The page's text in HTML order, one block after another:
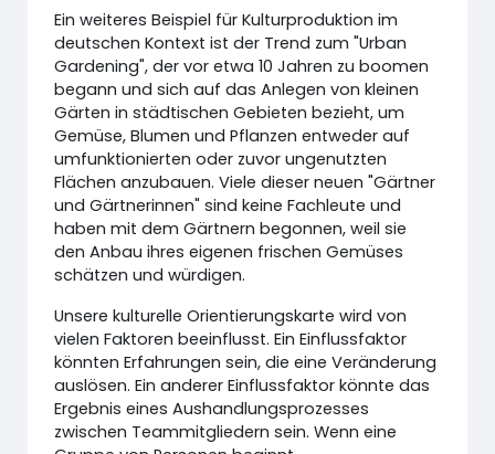
Ein weiteres Beispiel für Kulturproduktion im
deutschen Kontext ist der Trend zum "Urban
Gardening", der vor etwa 10 Jahren zu boomen
begann und sich auf das Anlegen von kleinen
Gärten in städtischen Gebieten bezieht, um
Gemüse, Blumen und Pflanzen entweder auf
umfunktionierten oder zuvor ungenutzten
Flächen anzubauen. Viele dieser neuen "Gärtner
und Gärtnerinnen" sind keine Fachleute und
haben mit dem Gärtnern begonnen, weil sie
den Anbau ihres eigenen frischen Gemüses
schätzen und würdigen.
Unsere kulturelle Orientierungskarte wird von
vielen Faktoren beeinflusst. Ein Einflussfaktor
könnten Erfahrungen sein, die eine Veränderung
auslösen. Ein anderer Einflussfaktor könnte das
Ergebnis eines Aushandlungsprozesses
zwischen Teammitgliedern sein. Wenn eine